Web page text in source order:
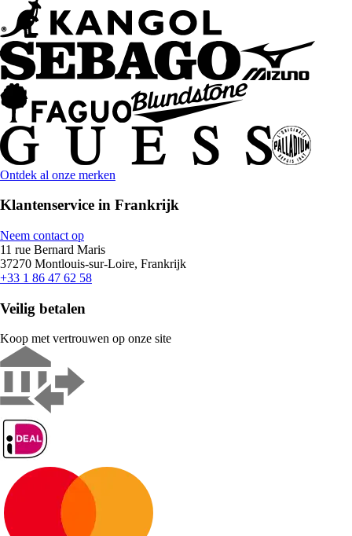
Ontdek al onze merken
Klantenservice in Frankrijk
Neem contact op
11 rue Bernard Maris
37270 Montlouis-sur-Loire, Frankrijk
+33 1 86 47 62 58
Veilig betalen
Koop met vertrouwen op onze site